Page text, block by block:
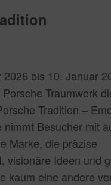
2026 bis 10. Januar
Traumwerk
Tradition –
nimmt Besucher mit
Marke, die präzise
visionäre Ideen und
kaum eine andere